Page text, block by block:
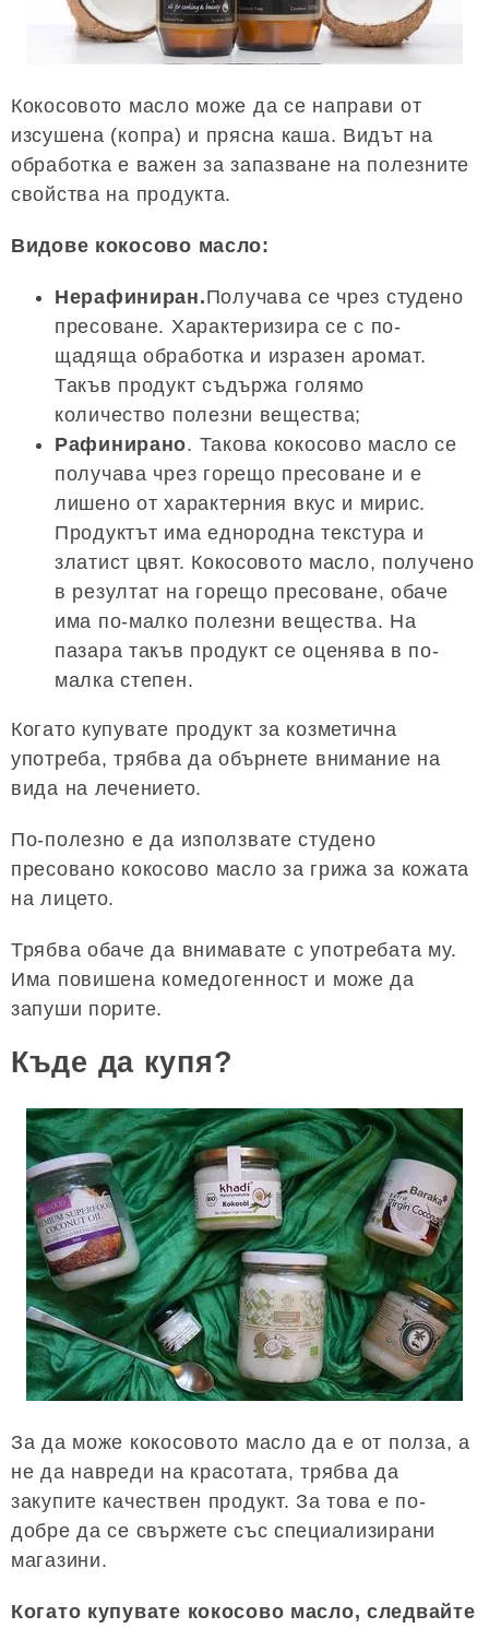
Кокосовото масло може да се направи от
изсушена (копра) и прясна каша. Видът на
обработка е важен за запазване на полезните
свойства на продукта.
Видове кокосово масло:
Нерафиниран.Получава се чрез студено
пресоване. Характеризира се с по-
щадяща обработка и изразен аромат.
Такъв продукт съдържа голямо
количество полезни вещества;
Рафинирано. Такова кокосово масло се
получава чрез горещо пресоване и е
лишено от характерния вкус и мирис.
Продуктът има еднородна текстура и
златист цвят. Кокосовото масло, получено
в резултат на горещо пресоване, обаче
има по-малко полезни вещества. На
пазара такъв продукт се оценява в по-
малка степен.
Когато купувате продукт за козметична
употреба, трябва да обърнете внимание на
вида на лечението.
По-полезно е да използвате студено
пресовано кокосово масло за грижа за кожата
на лицето.
Трябва обаче да внимавате с употребата му.
Има повишена комедогенност и може да
запуши порите.
Къде да купя?
За да може кокосовото масло да е от полза, а
не да навреди на красотата, трябва да
закупите качествен продукт. За това е по-
добре да се свържете със специализирани
магазини.
Когато купувате кокосово масло, следвайте